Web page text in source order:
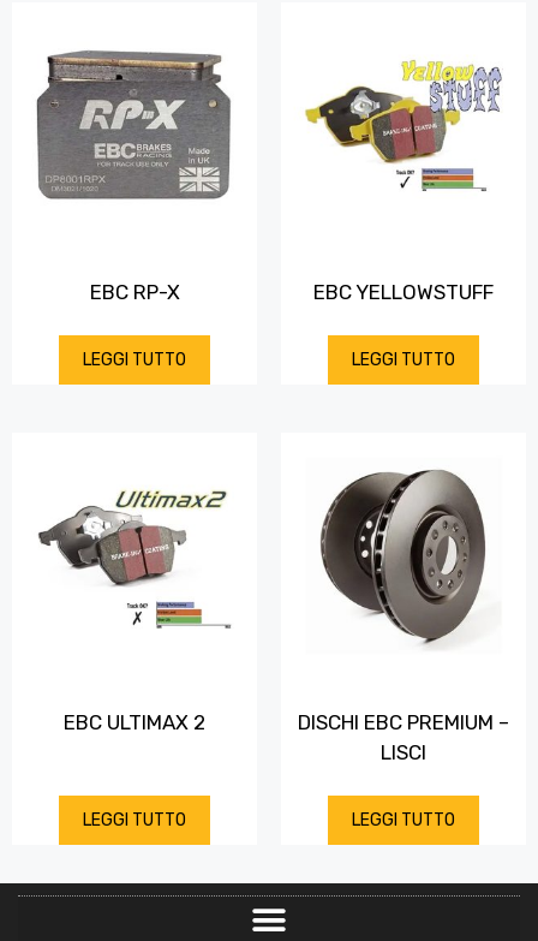
EBC RP-X
LEGGI TUTTO
EBC YELLOWSTUFF
LEGGI TUTTO
EBC ULTIMAX 2
LEGGI TUTTO
DISCHI EBC PREMIUM –
LISCI
LEGGI TUTTO